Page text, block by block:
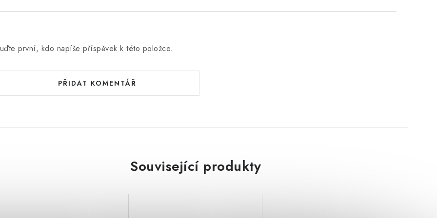
první, kdo napíše příspěvek k této položce.
PŘIDAT KOMENTÁŘ
Související produkty